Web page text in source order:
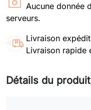
Aucune donnée
serveurs.
Livraison
Livraison rapide
Détails du produit